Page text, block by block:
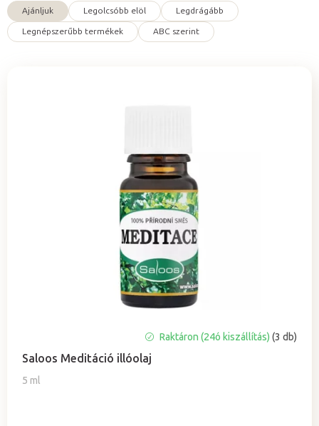
T
e
Ajánljuk Legolcsóbb elöl Legdrágább
Legnépszerűbb termékek ABC szerint
Saloos Meditáció illóolaj
5 ml
Raktáron (24ó kiszállítás) (3 db)